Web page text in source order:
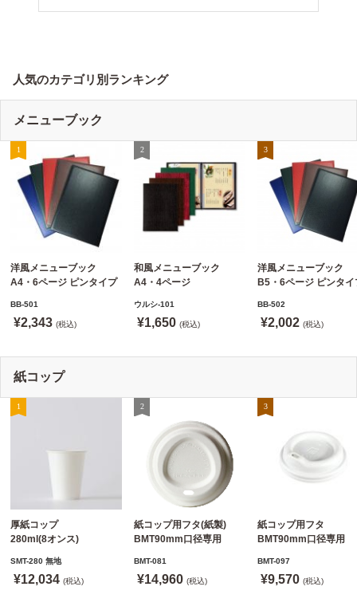
人気のカテゴリ別ランキング
メニューブック
洋風メニューブック
A4・6ページ ピンタイプ
【当日発送可】
BB-501
¥2,343 (税込)
和風メニューブック
A4・4ページ
ウルシ-101 シンビ
(SHIMBI)【当日発送可】
ウルシ-101
¥1,650 (税込)
洋風メニューブック
B5・6ページ ピンタイ
BB-502
¥2,002 (税込)
紙コップ
厚紙コップ
280ml(8オンス)
SMT-280 無地
※沖縄・離島 送料別途
SMT-280 無地
¥12,034 (税込)
紙コップ用フタ(紙製)
BMT90mm口径専用
※適合品番あり ※沖縄・
BMT-081
¥14,960 (税込)
紙コップ用フタ
BMT90mm口径専用
※適合品番あり ※沖縄
BMT-097
¥9,570 (税込)